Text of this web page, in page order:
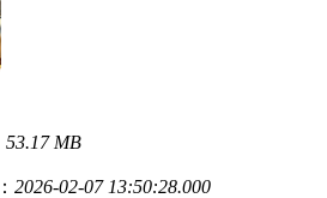
53.17 MB
2026-02-07 13:50:28.000